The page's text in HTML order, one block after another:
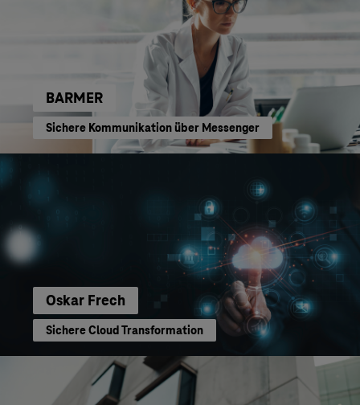
BARMER
Sichere Kommunikation über Messenger
Oskar Frech
Sichere Cloud Transformation